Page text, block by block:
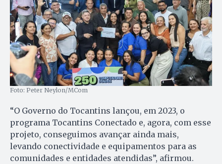
Foto: Peter Neylon/MCom
“O Governo do Tocantins lançou, em 2023, o
programa Tocantins Conectado e, agora, com esse
projeto, conseguimos avançar ainda mais,
levando conectividade e equipamentos para as
comunidades e entidades atendidas”, afirmou.